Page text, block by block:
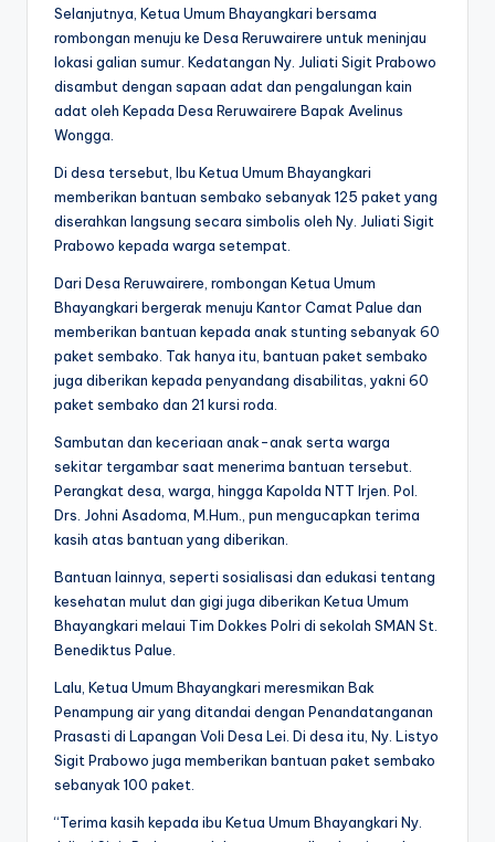
Selanjutnya, Ketua Umum Bhayangkari bersama
rombongan menuju ke Desa Reruwairere untuk meninjau
lokasi galian sumur. Kedatangan Ny. Juliati Sigit Prabowo
disambut dengan sapaan adat dan pengalungan kain
adat oleh Kepada Desa Reruwairere Bapak Avelinus
Wongga.
Di desa tersebut, Ibu Ketua Umum Bhayangkari
memberikan bantuan sembako sebanyak 125 paket yang
diserahkan langsung secara simbolis oleh Ny. Juliati Sigit
Prabowo kepada warga setempat.
Dari Desa Reruwairere, rombongan Ketua Umum
Bhayangkari bergerak menuju Kantor Camat Palue dan
memberikan bantuan kepada anak stunting sebanyak 60
paket sembako. Tak hanya itu, bantuan paket sembako
juga diberikan kepada penyandang disabilitas, yakni 60
paket sembako dan 21 kursi roda.
Sambutan dan keceriaan anak-anak serta warga
sekitar tergambar saat menerima bantuan tersebut.
Perangkat desa, warga, hingga Kapolda NTT Irjen. Pol.
Drs. Johni Asadoma, M.Hum., pun mengucapkan terima
kasih atas bantuan yang diberikan.
Bantuan lainnya, seperti sosialisasi dan edukasi tentang
kesehatan mulut dan gigi juga diberikan Ketua Umum
Bhayangkari melaui Tim Dokkes Polri di sekolah SMAN St.
Benediktus Palue.
Lalu, Ketua Umum Bhayangkari meresmikan Bak
Penampung air yang ditandai dengan Penandatanganan
Prasasti di Lapangan Voli Desa Lei. Di desa itu, Ny. Listyo
Sigit Prabowo juga memberikan bantuan paket sembako
sebanyak 100 paket.
“Terima kasih kepada ibu Ketua Umum Bhayangkari Ny.